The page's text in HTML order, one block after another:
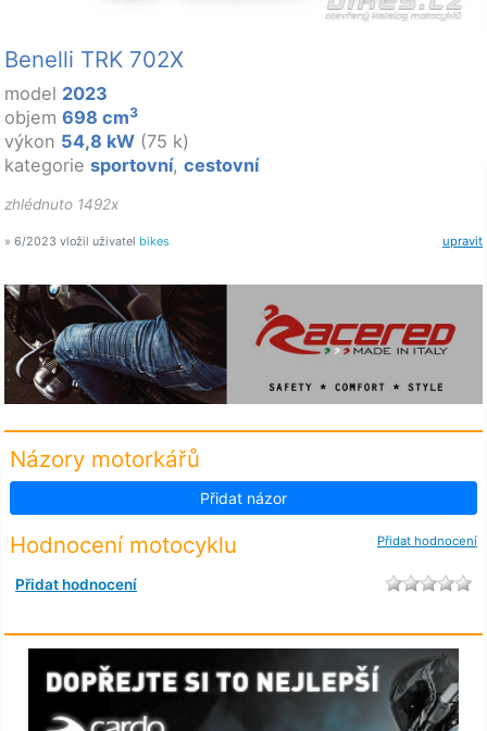
Benelli TRK 702X
model 2023
objem 698 cm3
výkon 54,8 kW (75 k)
kategorie sportovní, cestovní
zhlédnuto 1492x
upravit
» 6/2023 vložil uživatel bikes
Názory motorkářů
Přidat názor
Přidat hodnocení
Hodnocení motocyklu
Přidat hodnocení